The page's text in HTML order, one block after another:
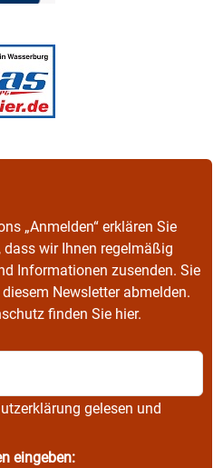
„Anmelden“ erklären Sie
wir Ihnen regelmäßig
Informationen zusenden. Sie
Newsletter abmelden.
finden Sie hier.
gelesen und
eingeben: